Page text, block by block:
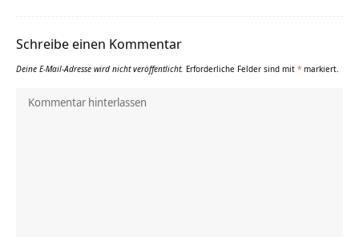
Schreibe einen Kommentar
Deine E-Mail-Adresse wird nicht veröffentlicht. Erforderliche Felder sind mit * markiert.